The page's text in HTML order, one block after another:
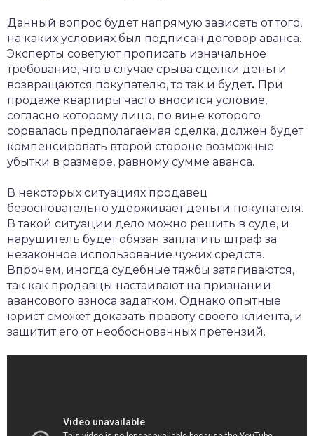
Данный вопрос будет напрямую зависеть от того,
на каких условиях был подписан договор аванса.
Эксперты советуют прописать изначальное
требование, что в случае срыва сделки деньги
возвращаются покупателю, то так и будет. При
продаже квартиры часто вносится условие,
согласно которому лицо, по вине которого
сорвалась предполагаемая сделка, должен будет
компенсировать второй стороне возможные
убытки в размере, равному сумме аванса.
В некоторых ситуациях продавец
безосновательно удерживает деньги покупателя.
В такой ситуации дело можно решить в суде, и
нарушитель будет обязан заплатить штраф за
незаконное использование чужих средств.
Впрочем, иногда судебные тяжбы затягиваются,
так как продавцы настаивают на признании
авансового взноса задатком. Однако опытные
юрист сможет доказать правоту своего клиента, и
защитит его от необоснованных претензий.